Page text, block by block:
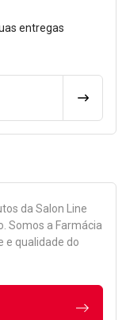
entregas
da Salon Line
Somos a Farmácia
e qualidade do